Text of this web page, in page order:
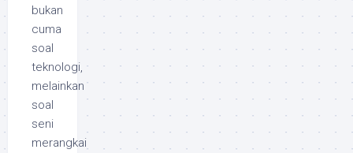
bukan
cuma
soal
teknologi,
melainkan
soal
seni
merangkai